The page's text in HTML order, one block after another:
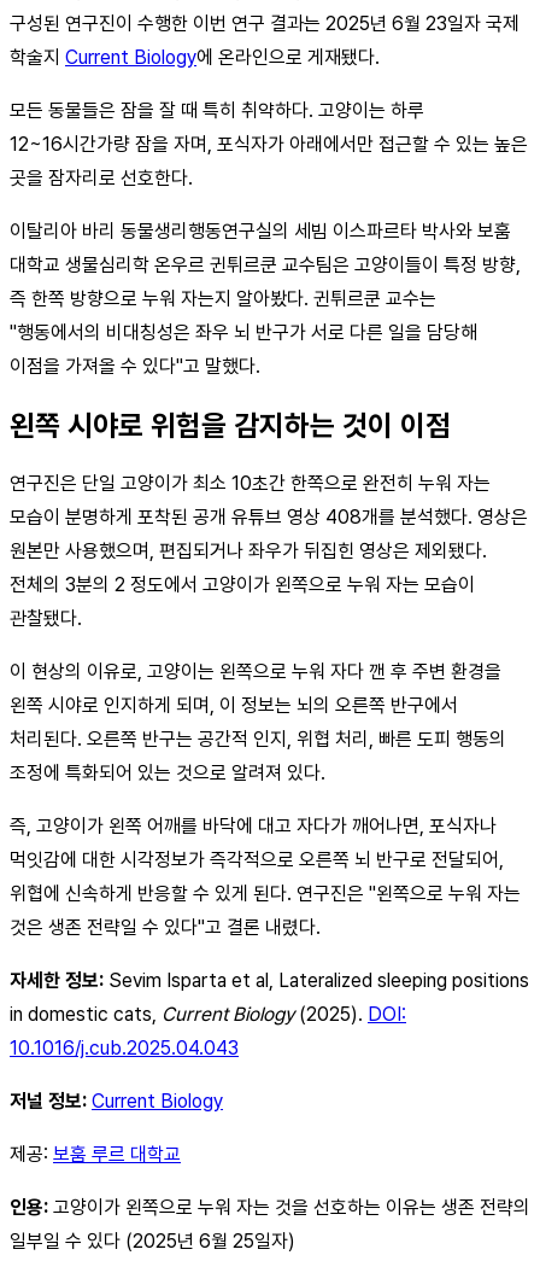
구성된 연구진이 수행한 이번 연구 결과는 2025년 6월 23일자 국제
학술지 Current Biology에 온라인으로 게재됐다.
모든 동물들은 잠을 잘 때 특히 취약하다. 고양이는 하루
12~16시간가량 잠을 자며, 포식자가 아래에서만 접근할 수 있는 높은
곳을 잠자리로 선호한다.
이탈리아 바리 동물생리행동연구실의 세빔 이스파르타 박사와 보훔
대학교 생물심리학 온우르 귄튀르쿤 교수팀은 고양이들이 특정 방향,
즉 한쪽 방향으로 누워 자는지 알아봤다. 귄튀르쿤 교수는
"행동에서의 비대칭성은 좌우 뇌 반구가 서로 다른 일을 담당해
이점을 가져올 수 있다"고 말했다.
왼쪽 시야로 위험을 감지하는 것이 이점
연구진은 단일 고양이가 최소 10초간 한쪽으로 완전히 누워 자는
모습이 분명하게 포착된 공개 유튜브 영상 408개를 분석했다. 영상은
원본만 사용했으며, 편집되거나 좌우가 뒤집힌 영상은 제외됐다.
전체의 3분의 2 정도에서 고양이가 왼쪽으로 누워 자는 모습이
관찰됐다.
이 현상의 이유로, 고양이는 왼쪽으로 누워 자다 깬 후 주변 환경을
왼쪽 시야로 인지하게 되며, 이 정보는 뇌의 오른쪽 반구에서
처리된다. 오른쪽 반구는 공간적 인지, 위협 처리, 빠른 도피 행동의
조정에 특화되어 있는 것으로 알려져 있다.
즉, 고양이가 왼쪽 어깨를 바닥에 대고 자다가 깨어나면, 포식자나
먹잇감에 대한 시각정보가 즉각적으로 오른쪽 뇌 반구로 전달되어,
위협에 신속하게 반응할 수 있게 된다. 연구진은 "왼쪽으로 누워 자는
것은 생존 전략일 수 있다"고 결론 내렸다.
자세한 정보: Sevim Isparta et al, Lateralized sleeping positions
in domestic cats, Current Biology(2025). DOI:
10.1016/j.cub.2025.04.043
저널 정보: Current Biology
제공: 보훔 루르 대학교
인용: 고양이가 왼쪽으로 누워 자는 것을 선호하는 이유는 생존 전략의
일부일 수 있다 (2025년 6월 25일자)